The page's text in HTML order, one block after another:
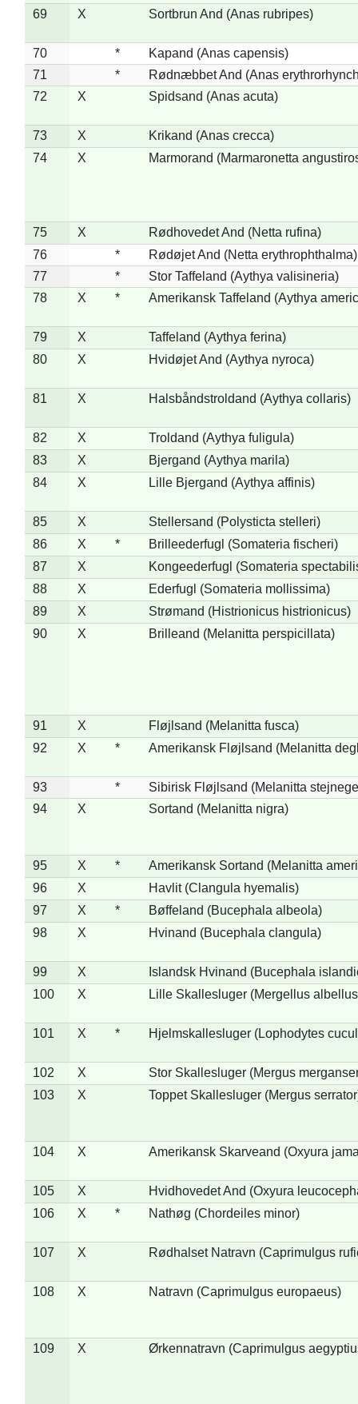
69 X Sortbrun And (Anas rubripes)
70 *
Kapand (Anas capensis)
71
*
Rødnæbbet And (Anas
72
X Spidsand (Anas acuta)
73 X
Krikand (Anas crecca)
74
X Marmorand (Marmaronetta
75 X
Rødhovedet And (Netta rufina)
76
*
Rødøjet And (Netta erythrophthalma)
77
*
Stor Taffeland (Aythya valisineria)
78
X * Amerikansk Taffeland (Aythya
79 X
Taffeland (Aythya ferina)
80
X Hvidøjet And (Aythya nyroca)
81 X Halsbåndstroldand (Aythya collaris)
82 X
Troldand (Aythya fuligula)
83
X
Bjergand (Aythya marila)
84
X Lille Bjergand (Aythya affinis)
85 X
Stellersand (Polysticta stelleri)
86
X *
Brilleederfugl (Somateria fischeri)
87
X
Kongeederfugl (Somateria
88
X
Ederfugl (Somateria mollissima)
89
X
Strømand (Histrionicus histrionicus)
90
X Brilleand (Melanitta perspicillata)
91 X
Fløjlsand (Melanitta fusca)
92
X * Amerikansk Fløjlsand (Melanitta
93 *
Sibirisk Fløjlsand (Melanitta
94
X Sortand (Melanitta nigra)
95 X *
Amerikansk Sortand (Melanitta
96
X
Havlit (Clangula hyemalis)
97
X *
Bøffeland (Bucephala albeola)
98
X Hvinand (Bucephala clangula)
99 X
Islandsk Hvinand (Bucephala
100
X Lille Skallesluger (Mergellus
101 X * Hjelmskallesluger (Lophodytes
102 X
Stor Skallesluger (Mergus
103
X Toppet Skallesluger (Mergus
104 X Amerikansk Skarveand (Oxyura
105 X
Hvidhovedet And (Oxyura
106
X * Nathøg (Chordeiles minor)
107 X Rødhalset Natravn (Caprimulgus
108 X Natravn (Caprimulgus europaeus)
109 X Ørkennatravn (Caprimulgus